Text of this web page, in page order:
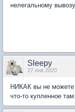
нелегальному
Sleepy
27 янв 2020
НИКАК вы не можете
что-то купленное там.